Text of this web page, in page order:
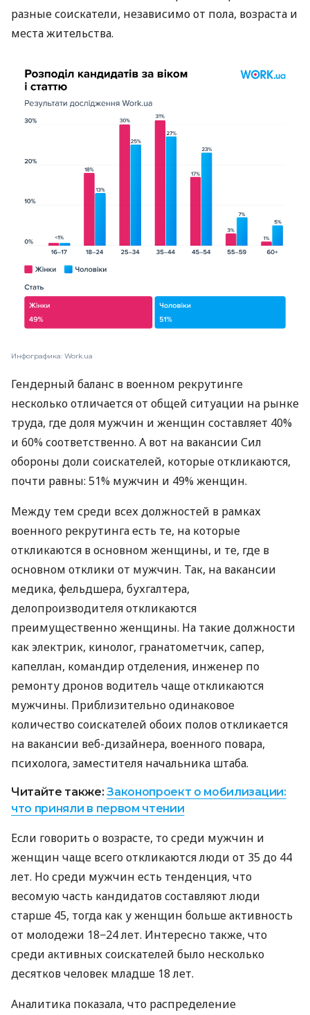
разные соискатели, независимо от пола, возраста и
места жительства.
Инфографика: Work.ua
Гендерный баланс в военном рекрутинге
несколько отличается от общей ситуации на рынке
труда, где доля мужчин и женщин составляет 40%
и 60% соответственно. А вот на вакансии Сил
обороны доли соискателей, которые откликаются,
почти равны: 51% мужчин и 49% женщин.
Между тем среди всех должностей в рамках
военного рекрутинга есть те, на которые
откликаются в основном женщины, и те, где в
основном отклики от мужчин. Так, на вакансии
медика, фельдшера, бухгалтера,
делопроизводителя откликаются
преимущественно женщины. На такие должности
как электрик, кинолог, гранатометчик, сапер,
капеллан, командир отделения, инженер по
ремонту дронов водитель чаще откликаются
мужчины. Приблизительно одинаковое
количество соискателей обоих полов откликается
на вакансии веб-дизайнера, военного повара,
психолога, заместителя начальника штаба.
Читайте также:Законопроект о мобилизации:
что приняли в первом чтении
Если говорить о возрасте, то среди мужчин и
женщин чаще всего откликаются люди от 35 до 44
лет. Но среди мужчин есть тенденция, что
весомую часть кандидатов составляют люди
старше 45, тогда как у женщин больше активность
от молодежи 18−24 лет. Интересно также, что
среди активных соискателей было несколько
десятков человек младше 18 лет.
Аналитика показала, что распределение